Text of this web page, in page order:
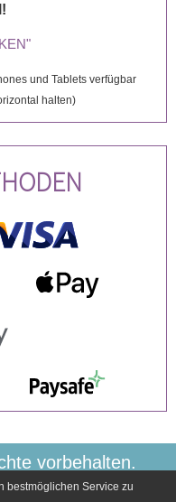
und Tablets verfügbar
halten)
vorbehalten.
Kontakt
bestmöglichen Service zu